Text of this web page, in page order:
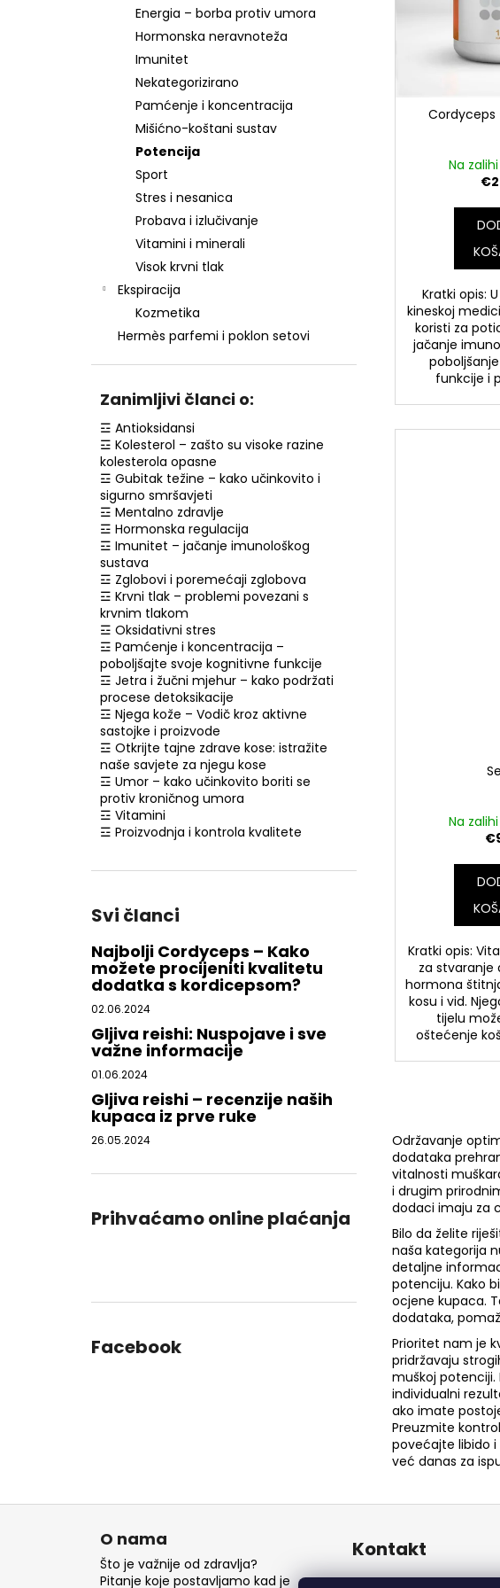
Energia – borba protiv umora
Hormonska neravnoteža
Imunitet
Nekategorizirano
Pamćenje i koncentracija
Mišićno-koštani sustav
Potencija
Sport
Stres i nesanica
Probava i izlučivanje
Vitamini i minerali
Visok krvni tlak
Ekspiracija
Kozmetika
Hermès parfemi i poklon setovi
Zanimljivi članci o:
☲ Antioksidansi
☲ Kolesterol – zašto su visoke razine
kolesterola opasne
☲ Gubitak težine – kako učinkovito i
sigurno smršavjeti
☲ Mentalno zdravlje
☲ Hormonska regulacija
☲ Imunitet – jačanje imunološkog
sustava
☲ Zglobovi i poremećaji zglobova
☲ Krvni tlak – problemi povezani s
krvnim tlakom
☲ Oksidativni stres
☲ Pamćenje i koncentracija –
poboljšajte svoje kognitivne funkcije
☲ Jetra i žučni mjehur – kako podržati
procese detoksikacije
☲ Njega kože – Vodič kroz aktivne
sastojke i proizvode
☲ Otkrijte tajne zdrave kose: istražite
naše savjete za njegu kose
☲ Umor – kako učinkovito boriti se
protiv kroničnog umora
☲ Vitamini
☲ Proizvodnja i kontrola kvalitete
Svi članci
Najbolji Cordyceps – Kako
možete procijeniti kvalitetu
dodatka s kordicepsom?
02.06.2024
Gljiva reishi: Nuspojave i sve
važne informacije
01.06.2024
Gljiva reishi – recenzije naših
kupaca iz prve ruke
26.05.2024
Prihvaćamo online plaćanja
Facebook
d
Cordyceps
Na zalihi
Kratki opis:
kineskoj
koristi za
jačanje
funkcije i
Na zalihi
Kratki opis:
za stvaranje
hormona
kosu i vid.
tijelu
oštećenje
Održavanje
dodataka
vitalnosti
i drugim
dodaci imaju za
Bilo da želite
naša kategorija
detaljne
potenciju. Kako
ocjene kupaca.
dodataka,
Prioritet nam je
pridržavaju
muškoj potenciji.
individualni
ako imate
Preuzmite
povećajte libido
već danas za
O nama
Što je važnije od zdravlja?
Pitanje koje postavljamo kad je
Kontakt